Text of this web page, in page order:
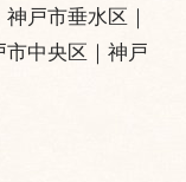
神戸市垂水区 ｜
市中央区 ｜神戸